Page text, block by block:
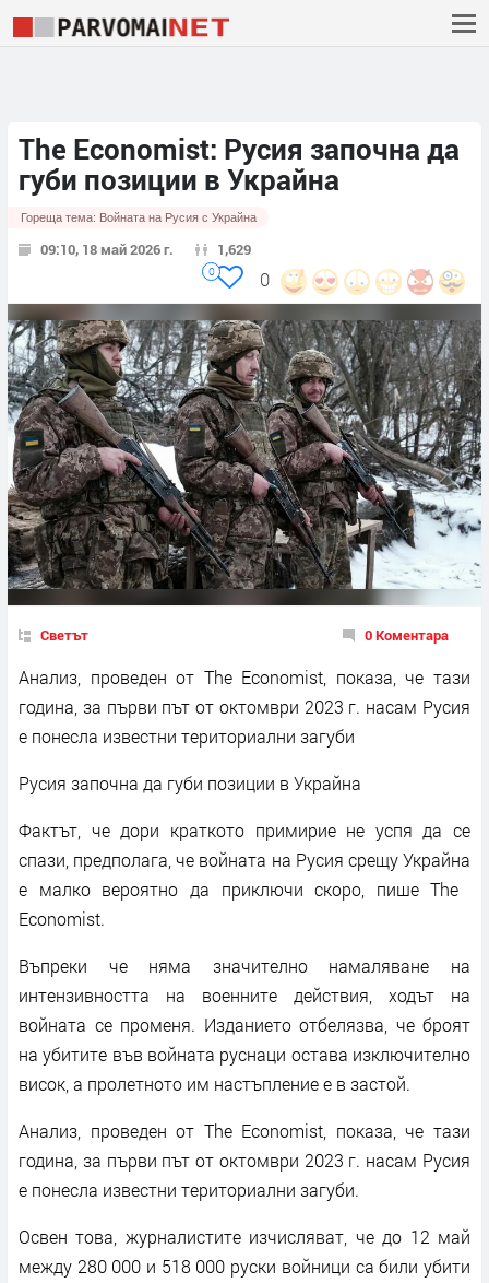
The ​​Economist: Русия започна да
губи позиции в Украйна
Гореща тема: Войната на Русия с Украйна
09:10, 18 май 2026 г. 1,629
0
0
Светът 0 Коментара
Анализ, проведен от The ​​Economist, показа, че тази
година, за първи път от октомври 2023 г. насам Русия
е понесла известни териториални загуби
Русия започна да губи позиции в Украйна
Фактът, че дори краткото примирие не успя да се
спази, предполага, че войната на Русия срещу Украйна
е малко вероятно да приключи скоро, пише The ​​
Economist.
Въпреки че няма значително намаляване на
интензивността на военните действия, ходът на
войната се променя. Изданието отбелязва, че броят
на убитите във войната руснаци остава изключително
висок, а пролетното им настъпление е в застой.
Анализ, проведен от The ​​Economist, показа, че тази
година, за първи път от октомври 2023 г. насам Русия
е понесла известни териториални загуби.
Освен това, журналистите изчисляват, че до 12 май
между 280 000 и 518 000 руски войници са били убити